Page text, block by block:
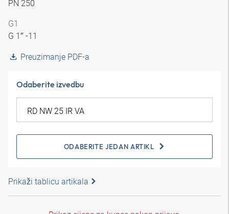
PN 250
G1
G 1″ -11
Preuzimanje PDF-a
Odaberite izvedbu
ODABERITE JEDAN ARTIKL
Prikaži tablicu artikala